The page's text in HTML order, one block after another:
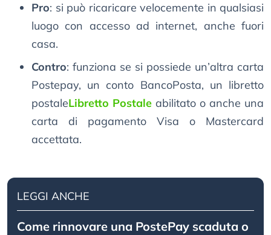
Pro: si può ricaricare velocemente in qualsiasi
luogo con accesso ad internet, anche fuori
casa.
Contro: funziona se si possiede un’altra carta
Postepay, un conto BancoPosta, un libretto
postaleLibretto Postale abilitato o anche una
carta di pagamento Visa o Mastercard
accettata.
LEGGI ANCHE
Come rinnovare una PostePay scaduta o